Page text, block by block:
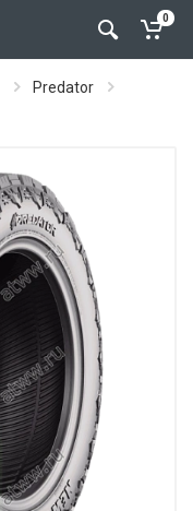
0
Predator